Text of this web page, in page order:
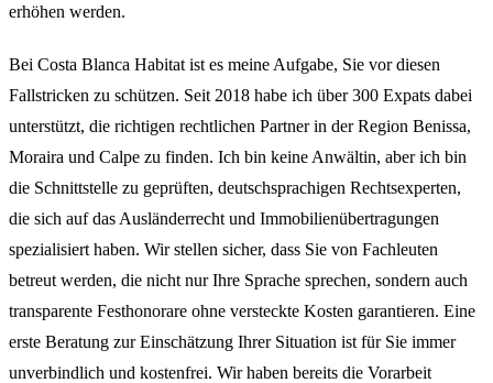
erhöhen werden.
Bei Costa Blanca Habitat ist es meine Aufgabe, Sie vor diesen
Fallstricken zu schützen. Seit 2018 habe ich über 300 Expats dabei
unterstützt, die richtigen rechtlichen Partner in der Region Benissa,
Moraira und Calpe zu finden. Ich bin keine Anwältin, aber ich bin
die Schnittstelle zu geprüften, deutschsprachigen Rechtsexperten,
die sich auf das Ausländerrecht und Immobilienübertragungen
spezialisiert haben. Wir stellen sicher, dass Sie von Fachleuten
betreut werden, die nicht nur Ihre Sprache sprechen, sondern auch
transparente Festhonorare ohne versteckte Kosten garantieren. Eine
erste Beratung zur Einschätzung Ihrer Situation ist für Sie immer
unverbindlich und kostenfrei. Wir haben bereits die Vorarbeit